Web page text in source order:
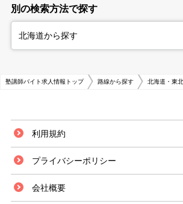
別の検索方法で探す
北海道から探す
塾講師バイト求人情報トップ 路線から探す 北海道・東北
利用規約
プライバシーポリシー
会社概要